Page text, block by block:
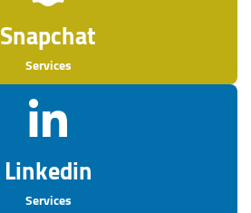
Snapchat
Services
Linkedin
Services